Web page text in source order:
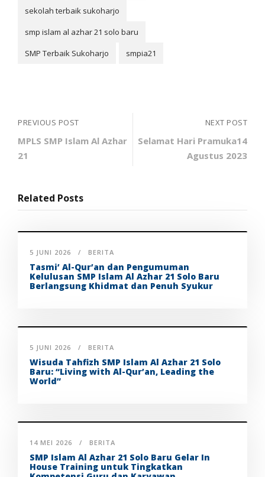
sekolah terbaik sukoharjo
smp islam al azhar 21 solo baru
SMP Terbaik Sukoharjo
smpia21
PREVIOUS POST
MPLS SMP Islam Al Azhar
21
NEXT POST
Selamat Hari Pramuka14
Agustus 2023
Related Posts
5 JUNI 2026 BERITA
Tasmi’ Al-Qur’an dan Pengumuman
Kelulusan SMP Islam Al Azhar 21 Solo Baru
Berlangsung Khidmat dan Penuh Syukur
5 JUNI 2026 BERITA
Wisuda Tahfizh SMP Islam Al Azhar 21 Solo
Baru: “Living with Al-Qur’an, Leading the
World”
14 MEI 2026 BERITA
SMP Islam Al Azhar 21 Solo Baru Gelar In
House Training untuk Tingkatkan